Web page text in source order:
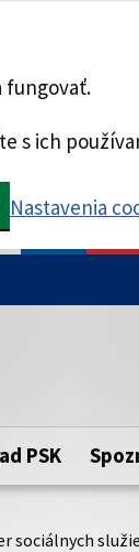
fungovať.
s ich
Nastavenia
kraja.
PSK
sociálnych